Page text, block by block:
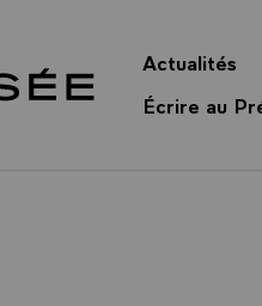
Actualités
Écrire au